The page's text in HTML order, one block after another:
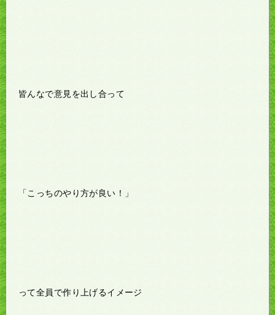
皆んなで意見を出し合って
「こっちのやり方が良い！」
って全員で作り上げるイメージ